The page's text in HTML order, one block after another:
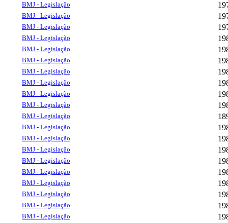
BMJ - Legislação
BMJ - Legislação
BMJ - Legislação
BMJ - Legislação
BMJ - Legislação
BMJ - Legislação
BMJ - Legislação
BMJ - Legislação
BMJ - Legislação
BMJ - Legislação
BMJ - Legislação
BMJ - Legislação
BMJ - Legislação
BMJ - Legislação
BMJ - Legislação
BMJ - Legislação
BMJ - Legislação
BMJ - Legislação
BMJ - Legislação
BMJ - Legislação